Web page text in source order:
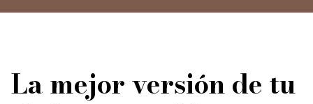
La mejor versión de tu